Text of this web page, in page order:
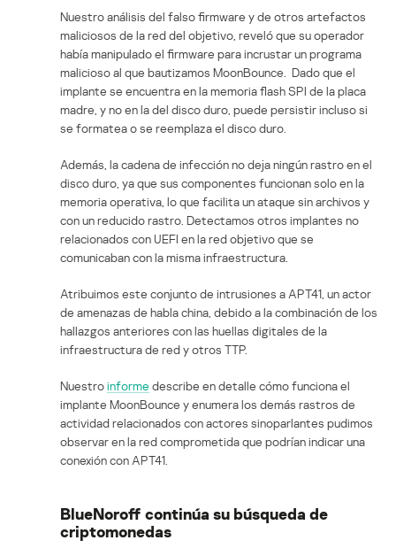
Nuestro análisis del falso firmware y de otros artefactos
maliciosos de la red del objetivo, reveló que su operador
había manipulado el firmware para incrustar un programa
malicioso al que bautizamos MoonBounce. Dado que el
implante se encuentra en la memoria flash SPI de la placa
madre, y no en la del disco duro, puede persistir incluso si
se formatea o se reemplaza el disco duro.
Además, la cadena de infección no deja ningún rastro en el
disco duro, ya que sus componentes funcionan solo en la
memoria operativa, lo que facilita un ataque sin archivos y
con un reducido rastro. Detectamos otros implantes no
relacionados con UEFI en la red objetivo que se
comunicaban con la misma infraestructura.
Atribuimos este conjunto de intrusiones a APT41, un actor
de amenazas de habla china, debido a la combinación de los
hallazgos anteriores con las huellas digitales de la
infraestructura de red y otros TTP.
Nuestroinforme describe en detalle cómo funciona el
implante MoonBounce y enumera los demás rastros de
actividad relacionados con actores sinoparlantes pudimos
observar en la red comprometida que podrían indicar una
conexión con APT41.
BlueNoroff continúa su búsqueda de
criptomonedas